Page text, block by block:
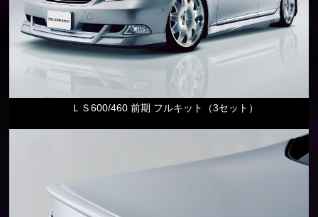
ＬＳ600/460 前期 フルキット（3セット）